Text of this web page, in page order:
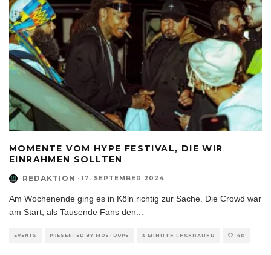
MOMENTE VOM HYPE FESTIVAL, DIE WIR
EINRAHMEN SOLLTEN
REDAKTION · 17. SEPTEMBER 2024
Am Wochenende ging es in Köln richtig zur Sache. Die Crowd war
am Start, als Tausende Fans den...
EVENTS PRESENTED BY MOSTDOPE 3 MINUTE LESEDAUER 40